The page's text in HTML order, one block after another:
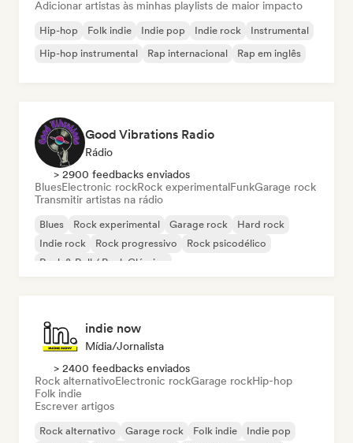
Adicionar artistas às minhas playlists de maior impacto
Hip-hop Folk indie Indie pop Indie rock
Instrumental
Hip-hop instrumental
Rap internacional Rap em inglês
Good Vibrations Radio
Rádio
> 2900 feedbacks enviados
BluesElectronic rockRock experimentalFunkGarage rock
Transmitir artistas na rádio
Blues Rock experimental Garage rock
Hard rock
Indie rock
Rock progressivo
Rock psicodélico
Rock & Roll / Rock Clássico
indie now
Mídia/Jornalista
> 2400 feedbacks enviados
Rock alternativoElectronic rockGarage rockHip-hop
Folk indie
Escrever artigos
Rock alternativo Garage rock Folk indie
Indie pop